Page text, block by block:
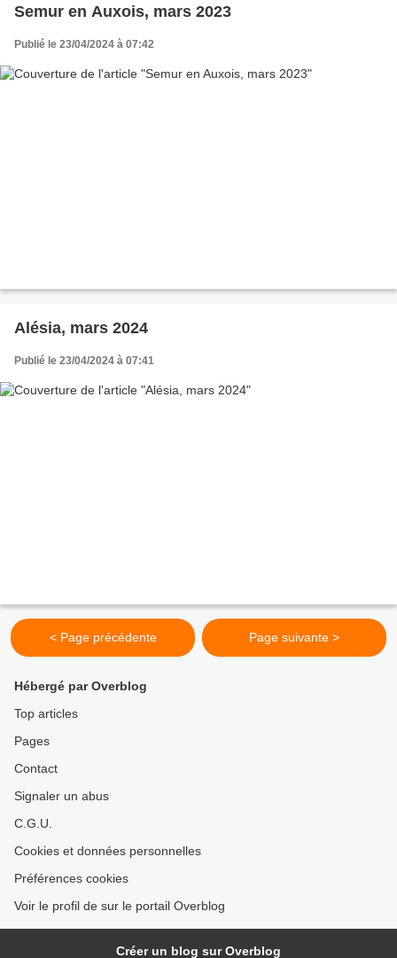
Semur en Auxois, mars 2023
Publié le 23/04/2024 à 07:42
Alésia, mars 2024
Publié le 23/04/2024 à 07:41
< Page précédente Page suivante >
Hébergé par Overblog
Top articles
Pages
Contact
Signaler un abus
C.G.U.
Cookies et données personnelles
Préférences cookies
Voir le profil de sur le portail Overblog
Créer un blog sur Overblog